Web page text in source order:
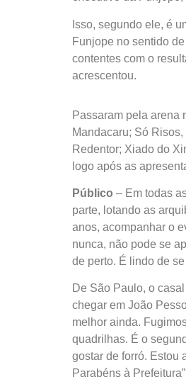
Isso, segundo ele, é
Funjope no sentido
contentes com o
acrescentou.
Passaram pela arena
Mandacaru; Só
Redentor; Xiado do
logo após as
Público – Em todas
parte, lotando as
anos, acompanhar o
nunca, não pode se
de perto. É lindo de
De São Paulo, o
chegar em João
melhor ainda.
quadrilhas. É o
gostar de forró. Estou
Parabéns à